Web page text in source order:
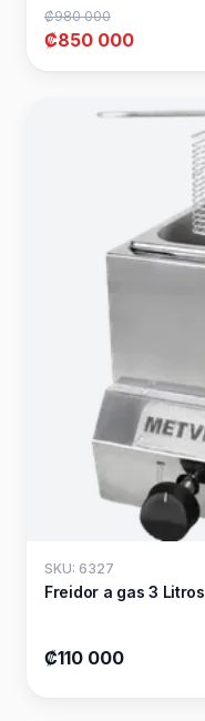
₡980 000
₡850 000
SKU: 6327
Freidor a gas 3 Litros
₡110 000